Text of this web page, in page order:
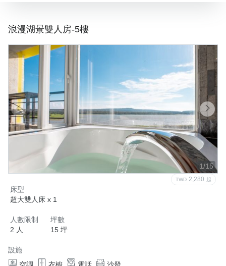
浪漫湖景雙人房-5樓
1/15
TWD 2,280 起
床型
超大雙人床 x 1
人數限制
2 人
坪數
15 坪
設施
空調
衣櫥 電話
沙發